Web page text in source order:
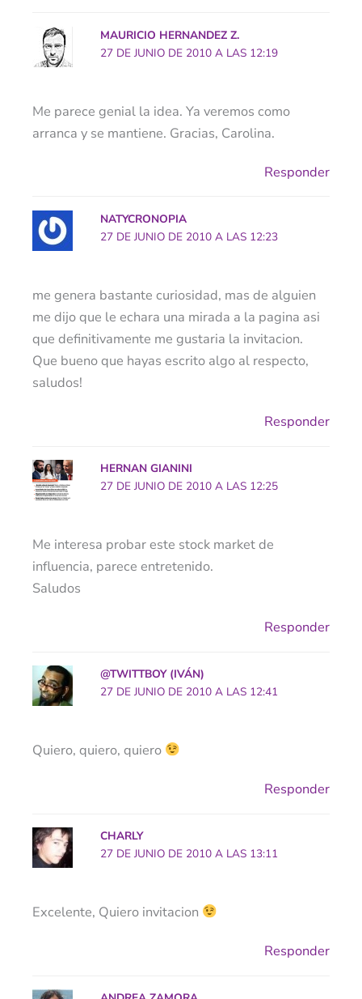
MAURICIO HERNANDEZ Z.
27 DE JUNIO DE 2010 A LAS 12:19
Me parece genial la idea. Ya veremos como
arranca y se mantiene. Gracias, Carolina.
Responder
NATYCRONOPIA
27 DE JUNIO DE 2010 A LAS 12:23
me genera bastante curiosidad, mas de alguien
me dijo que le echara una mirada a la pagina asi
que definitivamente me gustaria la invitacion.
Que bueno que hayas escrito algo al respecto,
saludos!
Responder
HERNAN GIANINI
27 DE JUNIO DE 2010 A LAS 12:25
Me interesa probar este stock market de
influencia, parece entretenido.
Saludos
Responder
@TWITTBOY (IVÁN)
27 DE JUNIO DE 2010 A LAS 12:41
Quiero, quiero, quiero
Responder
CHARLY
27 DE JUNIO DE 2010 A LAS 13:11
Excelente, Quiero invitacion
Responder